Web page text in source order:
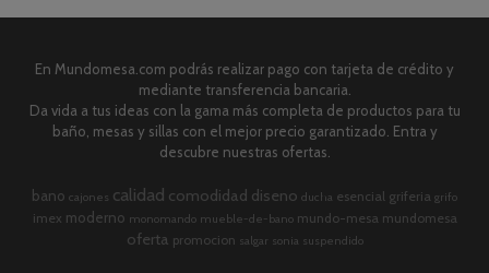
En Mundomesa.com podrás realizar pago con tarjeta de crédito y
mediante transferencia bancaria.
Da vida a tus ideas con la gama más completa de productos para tu
baño, mesas y sillas con el mejor precio garantizado. Entra y
descubre nuestras ofertas.
bano cajones calidad comodidad diseno ducha esencial griferia grifo
imex moderno monomando mueble-de-bano mundo-mesa mundomesa
oferta promocion salgar sonia suspendido